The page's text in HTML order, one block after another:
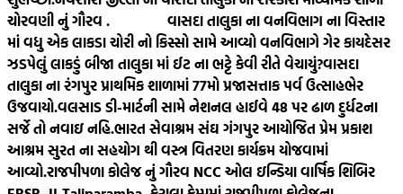
ચોરવણી નું ગૌરવ . વાસદા તાલુકા ના વનવિભાગ ના વિસ્તાર
માં વધુ એક લાકડા ચોરી નો કિસ્સો સામે આવ્યો વનવિભાગે ગેર કાયદેસર
ઝડપેલું લાકડું બીજા તાલુકા માં ઈટ ના ભટ્ટે કેવી રીતે વેચાયું?વાસદા
તાલુકા ના રંગપુર પ્રાથમિક શાળામાં 77મો પ્રજાસત્તાક પર્વ ઉત્સાહભેર
ઉજવાયો.વલસાડ ડી-માર્ટની સામે નેશનલ હાઈવે 48 પર ઢાળ દુર્ધટના
સર્જે તો નવાઇ નહિ.ભારત સેવાશ્રમ સંઘ ગંગપુર આયોજિત પ્રેમ પ્રકાશ
આશ્રમ સુરત ના સહયોગ થી વસ્ત્ર વિતરણ કાર્યક્રમ યોજવામાં
આવ્યો.રાજપીપળા કોલેજ નું ગૌરવ NCC ઓલ ઇન્ડિયા વાર્ષિક શિબિર